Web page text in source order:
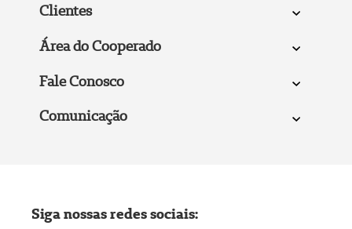
Clientes
Área do Cooperado
Fale Conosco
Comunicação
Siga nossas redes sociais: